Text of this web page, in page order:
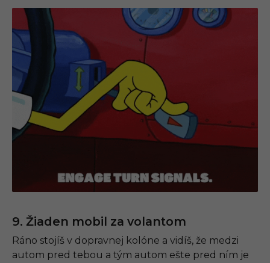
9. Žiaden mobil za volantom
Ráno stojíš v dopravnej kolóne a vidíš, že medzi
autom pred tebou a tým autom ešte pred ním je